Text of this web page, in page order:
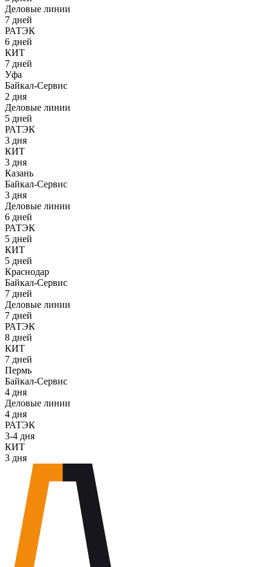
Деловые линии
7 дней
РАТЭК
6 дней
КИТ
7 дней
Уфа
Байкал-Сервис
2 дня
Деловые линии
5 дней
РАТЭК
3 дня
КИТ
3 дня
Казань
Байкал-Сервис
3 дня
Деловые линии
6 дней
РАТЭК
5 дней
КИТ
5 дней
Краснодар
Байкал-Сервис
7 дней
Деловые линии
7 дней
РАТЭК
8 дней
КИТ
7 дней
Пермь
Байкал-Сервис
4 дня
Деловые линии
4 дня
РАТЭК
3-4 дня
КИТ
3 дня